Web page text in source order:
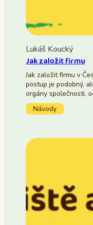
Lukáš Koucký
Jak založit firmu
Jak založit firmu v
postup je podobný,
orgány společnosti,
Návody